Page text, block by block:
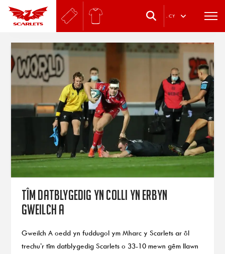
. CY
Tîm datblygedig yn colli yn erbyn
Gweilch A
Gweilch A oedd yn fuddugol ym Mharc y Scarlets ar ôl
trechu’r tîm datblygedig Scarlets o 33-10 mewn gêm llawn